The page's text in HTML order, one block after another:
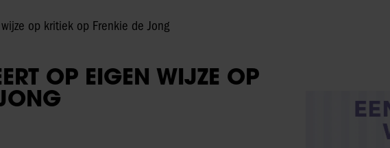
op kritiek op Frenkie de Jong
OP EIGEN WIJZE OP